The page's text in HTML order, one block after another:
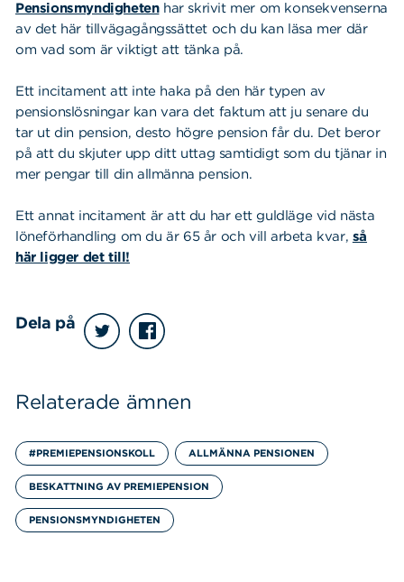
Pensionsmyndigheten har skrivit mer om konsekvenserna
av det här tillvägagångssättet och du kan läsa mer där
om vad som är viktigt att tänka på.
Ett incitament att inte haka på den här typen av
pensionslösningar kan vara det faktum att ju senare du
tar ut din pension, desto högre pension får du. Det beror
på att du skjuter upp ditt uttag samtidigt som du tjänar in
mer pengar till din allmänna pension.
Ett annat incitament är att du har ett guldläge vid nästa
löneförhandling om du är 65 år och vill arbeta kvar, så
här ligger det till!
Dela på
Relaterade ämnen
#PREMIEPENSIONSKOLL ALLMÄNNA PENSIONEN
BESKATTNING AV PREMIEPENSION
PENSIONSMYNDIGHETEN